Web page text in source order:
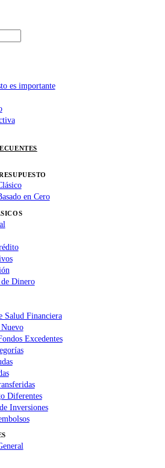
es importante
en Cero
Dinero
Salud Financiera
Excedentes
Diferentes
Inversiones